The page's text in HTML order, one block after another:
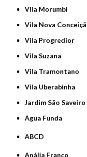
Vila Morumbi
Vila Nova
Vila Progredior
Vila Suzana
Vila Tramontano
Vila Uberabinha
jardim São Saveiro
Água Funda
ABCD
Anália Franco